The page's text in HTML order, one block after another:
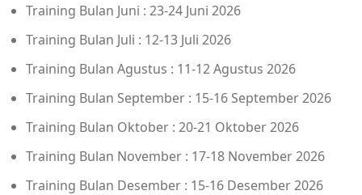
Training Bulan Juni : 23-24 Juni 2026
Training Bulan Juli : 12-13 Juli 2026
Training Bulan Agustus : 11-12 Agustus 2026
Training Bulan September : 15-16 September 2026
Training Bulan Oktober : 20-21 Oktober 2026
Training Bulan November : 17-18 November 2026
Training Bulan Desember : 15-16 Desember 2026